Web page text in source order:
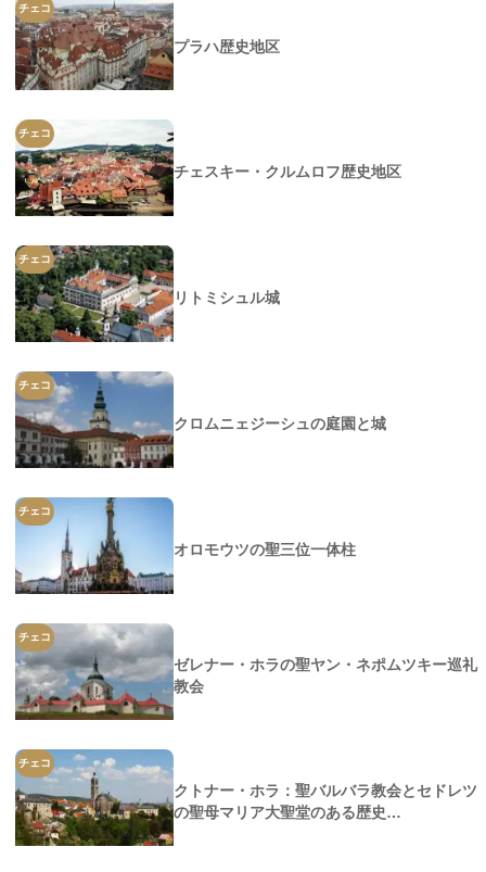
チェコ
プラハ歴史地区
チェコ
チェスキー・クルムロフ歴史地区
チェコ
リトミシュル城
チェコ
クロムニェジーシュの庭園と城
チェコ
オロモウツの聖三位一体柱
チェコ
ゼレナー・ホラの聖ヤン・ネポムツキー巡礼
教会
チェコ
クトナー・ホラ：聖バルバラ教会とセドレツ
の聖母マリア大聖堂のある歴史…